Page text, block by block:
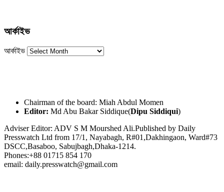
আর্কাইভ
আর্কাইভ
Chairman of the board: Miah Abdul Momen
Editor: Md Abu Bakar Siddique(Dipu Siddiqui)
Adviser Editor: ADV S M Mourshed Ali.Published by Daily
Presswatch Ltd from 17/1, Nayabagh, R#01,Dakhingaon, Ward#73
DSCC,Basaboo, Sabujbagh,Dhaka-1214.
Phones:+88 01715 854 170
email: daily.presswatch@gmail.com